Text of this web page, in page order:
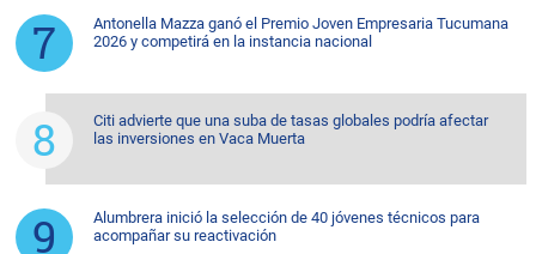
Antonella Mazza ganó el Premio Joven Empresaria Tucumana
2026 y competirá en la instancia nacional
Citi advierte que una suba de tasas globales podría afectar
las inversiones en Vaca Muerta
Alumbrera inició la selección de 40 jóvenes técnicos para
acompañar su reactivación